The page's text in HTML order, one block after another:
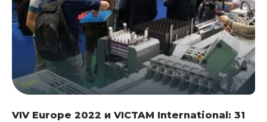
VIV Europe 2022 и VICTAM International: 31